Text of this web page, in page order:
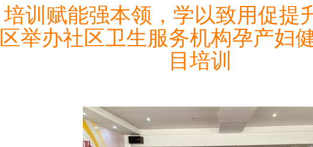
培训赋能强本领，学以致用促
区举办社区卫生服务机构孕产妇
目培训